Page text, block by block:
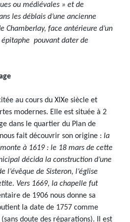
ou médiévales » et de
les déblais d’une ancienne
Chamberlay, face antérieure d’un
épitaphe pouvant dater de
au cours du XIXe siècle et
modernes. Elle est située à 2
dans le quartier du Plan de
fait découvrir son origine : la
à 1619 : le 18 mars de cette
décida la construction d’une
l’évêque de Sisteron, l’église
Vers 1669, la chapelle fut
de 1906 nous donne sa
la date de 1757 comme
doute des réparations). Il est